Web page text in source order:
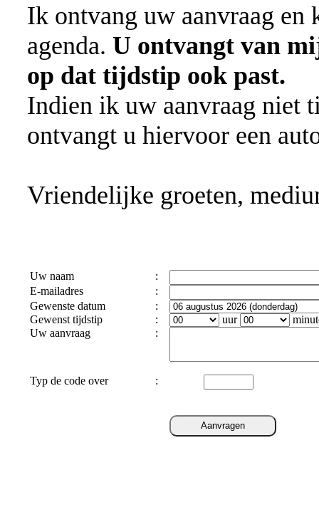
Ik ontvang uw aanvraag
agenda. U ontvangt van
op dat tijdstip ook past.
Indien ik uw aanvraag niet
ontvangt u hiervoor een
Vriendelijke groeten,
Uw naam
:
E-mailadres
:
Gewenste datum
:
Gewenst tijdstip
: uur
Uw aanvraag
:
Typ de code over :